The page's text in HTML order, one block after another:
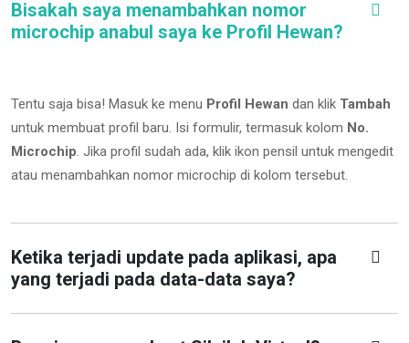
Bisakah saya menambahkan nomor
microchip anabul saya ke Profil Hewan?
Tentu saja bisa! Masuk ke menu Profil Hewan dan klik Tambah
untuk membuat profil baru. Isi formulir, termasuk kolom No.
Microchip. Jika profil sudah ada, klik ikon pensil untuk mengedit
atau menambahkan nomor microchip di kolom tersebut.
Ketika terjadi update pada aplikasi, apa
yang terjadi pada data-data saya?